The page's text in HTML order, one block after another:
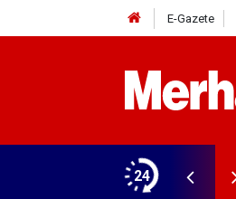
E-Gazete
24
313 beygir motoru var